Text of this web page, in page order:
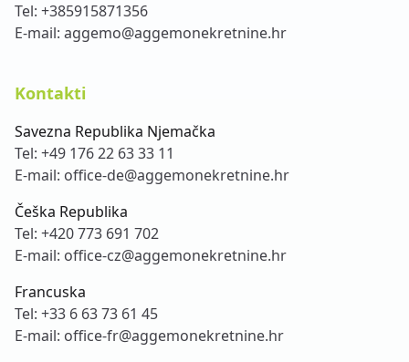
Tel: +385915871356
E-mail: aggemo@aggemonekretnine.hr
Kontakti
Savezna Republika Njemačka
Tel: +49 176 22 63 33 11
E-mail: office-de@aggemonekretnine.hr
Češka Republika
Tel: +420 773 691 702
E-mail: office-cz@aggemonekretnine.hr
Francuska
Tel: +33 6 63 73 61 45
E-mail: office-fr@aggemonekretnine.hr